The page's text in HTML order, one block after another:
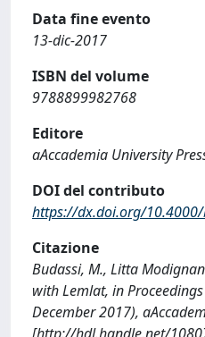
Data fine evento
13-dic-2017
ISBN del volume
9788899982768
Editore
aAccademia University
DOI del contributo
https://dx.doi.org/
Citazione
Budassi, M., Litta
with Lemlat, in
December 2017),